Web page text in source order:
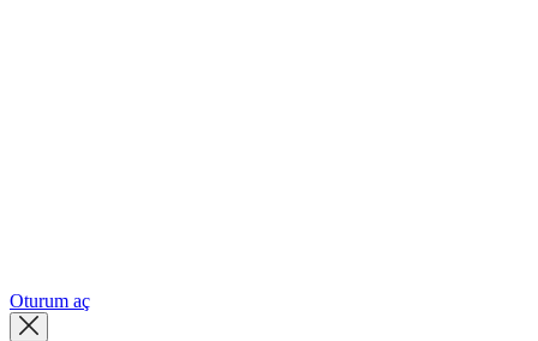
Oturum aç